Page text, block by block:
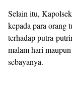
Selain itu,
kepada para orang
terhadap putra-
malam hari
sebayanya.